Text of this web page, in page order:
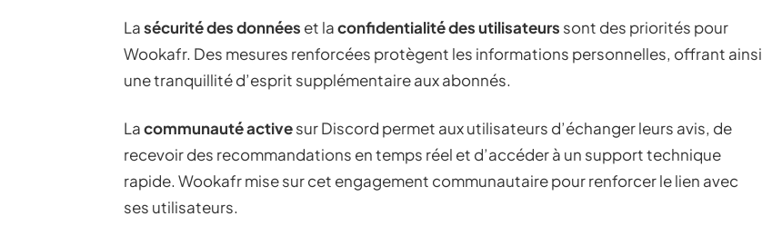
Lasécurité des données et laconfidentialité des utilisateurs sont des priorités pour
Wookafr. Des mesures renforcées protègent les informations personnelles, offrant ainsi
une tranquillité d’esprit supplémentaire aux abonnés.
Lacommunauté activesur Discord permet aux utilisateurs d’échanger leurs avis, de
recevoir des recommandations en temps réel et d’accéder à un support technique
rapide. Wookafr mise sur cet engagement communautaire pour renforcer le lien avec
ses utilisateurs.